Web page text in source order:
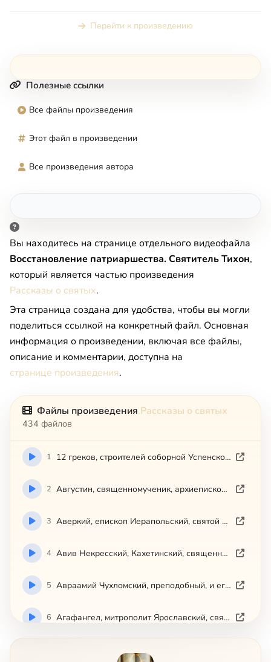
Перейти к произведению
Полезные ссылки
Все файлы произведения
Этот файл в произведении
Все произведения автора
Вы находитесь на странице отдельного видеофайла
Восстановление патриаршества. Святитель Тихон,
который является частью произведения
Рассказы о святых.
Эта страница создана для удобства, чтобы вы могли
поделиться ссылкой на конкретный файл. Основная
информация о произведении, включая все файлы,
описание и комментарии, доступна на
странице произведения.
Файлы произведения Рассказы о святых
434 файлов
1 12 греков, строителей соборной Успенской церкви Киево-Печерской
2 Августин, священномученик, архиепископ Калужский и Боровский
3 Аверкий, епископ Иерапольский, святой равноапостольный
4 Авив Некресский, Кахетинский, священномученик
5 Авраамий Чухломский, преподобный, и его святые обители
6 Агафангел, митрополит Ярославский, святитель-исповедник